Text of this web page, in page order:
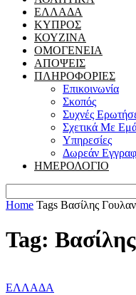
ΕΛΛΑΔΑ
ΚΥΠΡΟΣ
ΚΟΥΖΙΝΑ
ΟΜΟΓΕΝΕΙΑ
ΑΠΟΨΕΙΣ
ΠΛΗΡΟΦΟΡΙΕΣ
Επικοινωνία
Σκοπός
Συχνές
Σχετικά Με
Υπηρεσίες
Δωρεάν
ΗΜΕΡΟΛΟΓΙΟ
Home Tags Βασίλης
Tag:
ΕΛΛΑΔΑ